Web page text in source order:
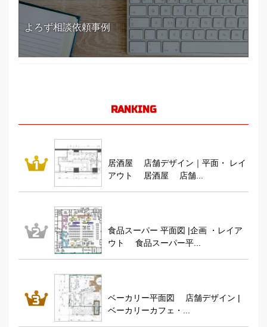
よろず相談依頼事例
RANKING
居酒屋 店舗デザイン｜平面・ レイ
アウト 居酒屋 店舗...
食品スーパー 平面図 |企画 ・レイア
ウト 食品スーパー平...
ベーカリー平面図 店舗デザイン |
ベーカリーカフェ・...